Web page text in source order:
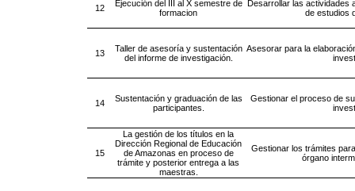
12
Ejecución del III al X semestre de
formacion
Desarrollar las actividades
de estudios
13
Taller de asesoría y sustentación
del informe de investigación.
Asesorar para la
14
Sustentación y graduación de las
participantes.
Gestionar el proceso de
15
La gestión de los títulos en la
Dirección Regional de Educación
de Amazonas en proceso de
trámite y posterior entrega a las
maestras.
Gestionar los trámites
órgano